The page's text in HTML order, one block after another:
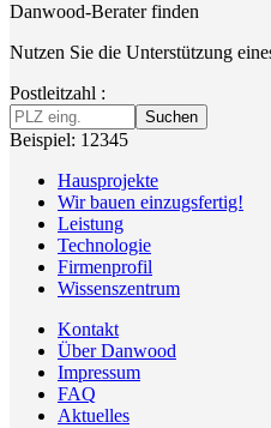
Danwood-Berater finden
Nutzen Sie die Unterstützung
Postleitzahl :
Suchen
Beispiel: 12345
Hausprojekte
Wir bauen einzugsfertig!
Leistung
Technologie
Firmenprofil
Wissenszentrum
Kontakt
Über Danwood
Impressum
FAQ
Aktuelles